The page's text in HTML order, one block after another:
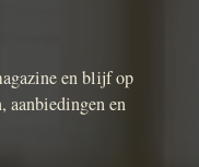
en blijf op
aanbiedingen en